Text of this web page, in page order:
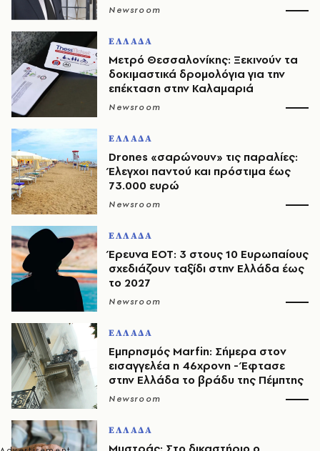
Newsroom
ΕΛΛΑΔΑ
Μετρό Θεσσαλονίκης: Ξεκινούν τα
δοκιμαστικά δρομολόγια για την
επέκταση στην Καλαμαριά
Newsroom
ΕΛΛΑΔΑ
Drones «σαρώνουν» τις παραλίες:
Έλεγχοι παντού και πρόστιμα έως
73.000 ευρώ
Newsroom
ΕΛΛΑΔΑ
Έρευνα ΕΟΤ: 3 στους 10 Ευρωπαίους
σχεδιάζουν ταξίδι στην Ελλάδα έως
το 2027
Newsroom
ΕΛΛΑΔΑ
Εμπρησμός Marfin: Σήμερα στον
εισαγγελέα η 46χρονη - Έφτασε
στην Ελλάδα το βράδυ της Πέμπτης
Newsroom
ΕΛΛΑΔΑ